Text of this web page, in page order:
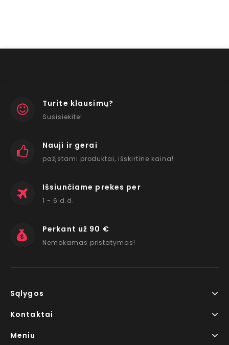
Turite klausimų?
Susisiekite!
Nauji ir gerai
pažįstami produktai, išskirtine kaina!
Išsiunčiame prekes per
1 - 6 d.d.
Perkant už 90 €
Nemokamas pristatymas!
Sąlygos
Kontaktai
Meniu